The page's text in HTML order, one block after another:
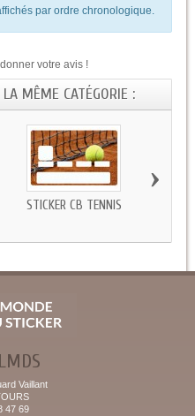
par ordre chronologique.
votre avis !
MÊME CATÉGORIE :
STICKER CB TENNIS
›
Vaillant
47 69